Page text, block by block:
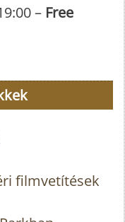
– Free
filmvetítések